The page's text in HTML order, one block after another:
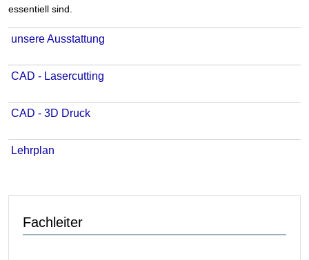
essentiell sind.
unsere Ausstattung
CAD - Lasercutting
CAD - 3D Druck
Lehrplan
Fachleiter